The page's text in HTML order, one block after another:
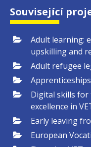
Činnosti
Cedefop, tak v
vytvářet a
pomáhat
zúčastněným
soudržné,
podpůrné
Související
Adult learning:
upskilling and
Adult refugee
Digital skills
excellence in
Early leaving
European